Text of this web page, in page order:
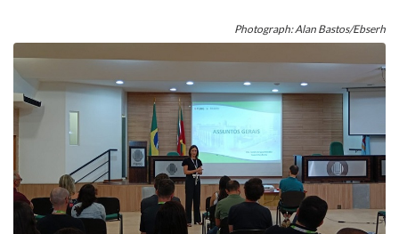
Photograph: Alan Bastos/Ebserh